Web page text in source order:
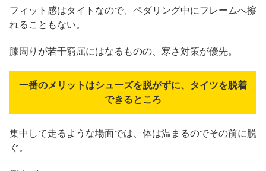
フィット感はタイトなので、ペダリング中にフレームへ擦
れることもない。
膝周りが若干窮屈にはなるものの、寒さ対策が優先。
一番のメリットはシューズを脱がずに、タイツを脱着
できるところ
集中して走るような場面では、体は温まるのでその前に脱
ぐ。